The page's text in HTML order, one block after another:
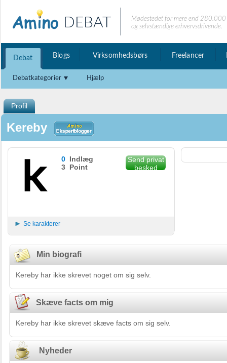
DEBAT
Mødestedet for mere end
og selvstændige erhvervsdrivende.
Debat Blogs Virksomhedsbørs Freelancer
Debatkategorier Hjælp
Profil
Kereby
0 Indlæg
3 Point
Send privat
besked
Se karakterer
Min biografi
Kereby har ikke skrevet noget om sig selv.
Skæve facts om mig
Kereby har ikke skrevet skæve facts om sig selv.
Nyheder